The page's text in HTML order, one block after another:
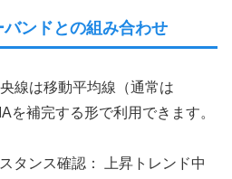
ンドとの組み合わせ
線は移動平均線（通常は
を補完する形で利用できます。
タンス確認： 上昇トレンド中